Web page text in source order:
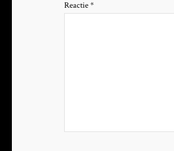
Reactie*